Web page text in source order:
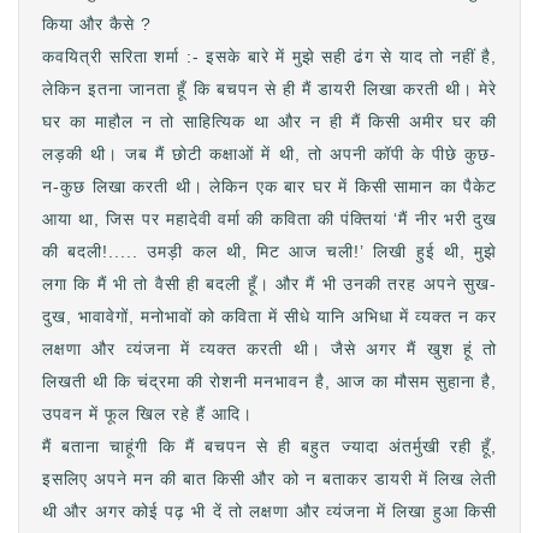
किया और कैसे ?
कवयित्री सरिता शर्मा :- इसके बारे में मुझे सही ढंग से याद तो नहीं है,
लेकिन इतना जानता हूँ कि बचपन से ही मैं डायरी लिखा करती थी। मेरे
घर का माहौल न तो साहित्यिक था और न ही मैं किसी अमीर घर की
लड़की थी। जब मैं छोटी कक्षाओं में थी, तो अपनी कॉपी के पीछे कुछ-
न-कुछ लिखा करती थी। लेकिन एक बार घर में किसी सामान का पैकेट
आया था, जिस पर महादेवी वर्मा की कविता की पंक्तियां ‘मैं नीर भरी दुख
की बदली!..... उमड़ी कल थी, मिट आज चली!’ लिखी हुई थी, मुझे
लगा कि मैं भी तो वैसी ही बदली हूँ। और मैं भी उनकी तरह अपने सुख-
दुख, भावावेगों, मनोभावों को कविता में सीधे यानि अभिधा में व्यक्त न कर
लक्षणा और व्यंजना में व्यक्त करती थी। जैसे अगर मैं खुश हूं तो
लिखती थी कि चंद्रमा की रोशनी मनभावन है, आज का मौसम सुहाना है,
उपवन में फूल खिल रहे हैं आदि।
मैं बताना चाहूंगी कि मैं बचपन से ही बहुत ज्यादा अंतर्मुखी रही हूँ,
इसलिए अपने मन की बात किसी और को न बताकर डायरी में लिख लेती
थी और अगर कोई पढ़ भी दें तो लक्षणा और व्यंजना में लिखा हुआ किसी